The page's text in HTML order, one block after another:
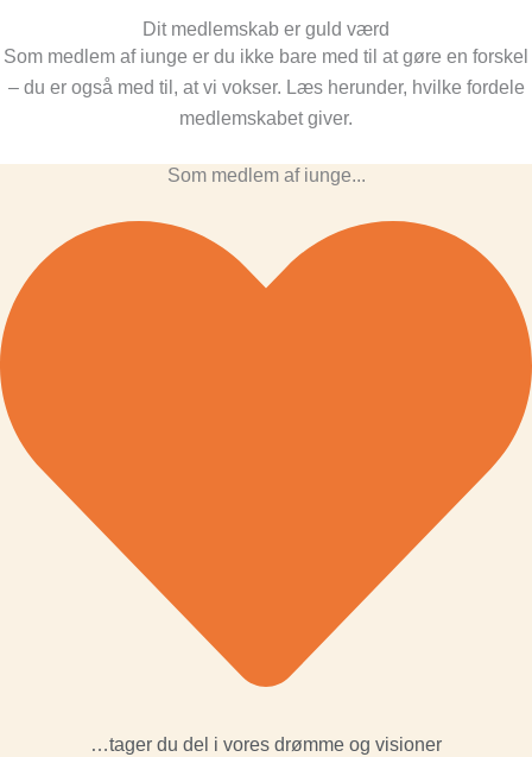
Dit medlemskab er guld værd
Som medlem af iunge er du ikke bare med til at gøre en forskel
– du er også med til, at vi vokser. Læs herunder, hvilke fordele
medlemskabet giver.
Som medlem af iunge...
…tager du del i vores drømme og visioner